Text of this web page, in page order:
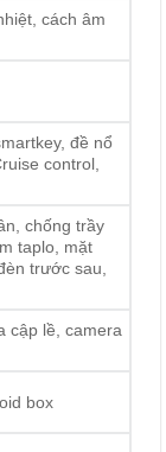
cách âm
đề nổ
control,
chống trầy
taplo, mặt
trước sau,
cập lề, camera
box